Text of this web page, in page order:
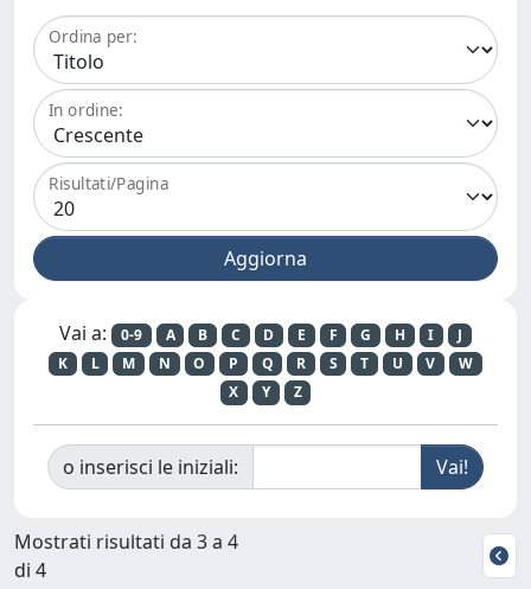
Ordina per:
In ordine:
Risultati/Pagina
Vai a: 0-9 A B C D E F G H I
J
K
L M N O P Q R S T U V
W
X
Y Z
o inserisci le iniziali:
Mostrati risultati da 3 a 4
di 4